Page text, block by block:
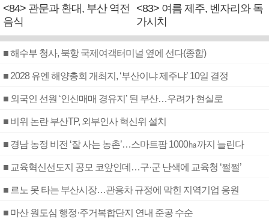
<84> 관문과 환대, 부산 역전
음식
<83> 여름 제주, 벤자리와 독
가시치
■ 해수부 청사, 북항 국제여객터미널 옆에 선다(종합)
■ 2028 유엔 해양총회 개최지, ‘부산이냐 제주냐’ 10일 결정
■ 외국인 선원 ‘인신매매 경유지’ 된 부산…우려가 현실로
■ 비위 논란 부산TP, 외부인사 혁신위 설치
■ 경남 농정 비전 ‘잘 사는 농촌’…스마트팜 1000㏊까지 늘린다
■ 교육혁신선도지 공모 코앞인데…구·군 난색에 교육청 ‘쩔쩔’
■ 르노 못 타는 부산시장…관용차 규정에 막힌 지역기업 응원
■ 마산 원도심 행정·주거복합단지 연내 준공 수순